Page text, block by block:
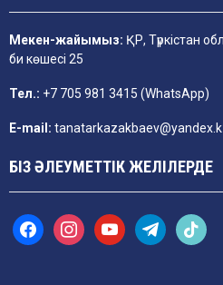
Мекен-жайымыз: ҚР, Түркістан
би көшесі 25
Тел.: +7 705 981 3415 (WhatsApp)
E-mail:
БІЗ ӘЛЕУМЕТТІК ЖЕЛІЛЕРДЕ
f
a
i
n
y
o
t
e
t
i